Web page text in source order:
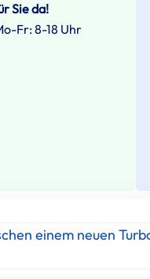
Sie da!
Fr: 8-18 Uhr
einem neuen